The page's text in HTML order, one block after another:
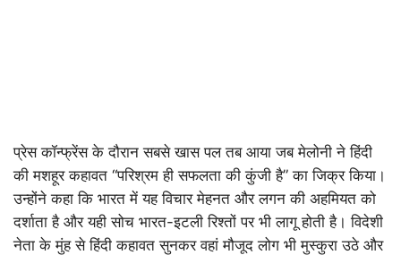
प्रेस कॉन्फ्रेंस के दौरान सबसे खास पल तब आया जब मेलोनी ने हिंदी
की मशहूर कहावत “परिश्रम ही सफलता की कुंजी है” का जिक्र किया।
उन्होंने कहा कि भारत में यह विचार मेहनत और लगन की अहमियत को
दर्शाता है और यही सोच भारत-इटली रिश्तों पर भी लागू होती है। विदेशी
नेता के मुंह से हिंदी कहावत सुनकर वहां मौजूद लोग भी मुस्कुरा उठे और